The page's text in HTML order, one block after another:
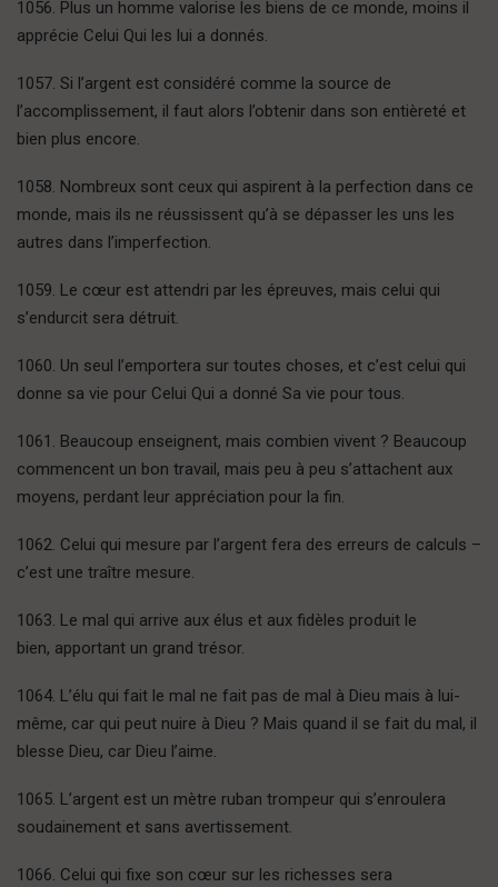
1056. Plus un homme valorise les biens de ce monde, moins il
apprécie Celui Qui les lui a donnés.
1057. Si l’argent est considéré comme la source de
l’accomplissement, il faut alors l’obtenir dans son entièreté et
bien plus encore.
1058. Nombreux sont ceux qui aspirent à la perfection dans ce
monde, mais ils ne réussissent qu’à se dépasser les uns les
autres dans l’imperfection.
1059. Le cœur est attendri par les épreuves, mais celui qui
s’endurcit sera détruit.
1060. Un seul l’emportera sur toutes choses, et c’est celui qui
donne sa vie pour Celui Qui a donné Sa vie pour tous.
1061. Beaucoup enseignent, mais combien vivent ? Beaucoup
commencent un bon travail, mais peu à peu s’attachent aux
moyens, perdant leur appréciation pour la fin.
1062. Celui qui mesure par l’argent fera des erreurs de calculs –
c’est une traître mesure.
1063. Le mal qui arrive aux élus et aux fidèles produit le
bien, apportant un grand trésor.
1064. L’élu qui fait le mal ne fait pas de mal à Dieu mais à lui-
même, car qui peut nuire à Dieu ? Mais quand il se fait du mal, il
blesse Dieu, car Dieu l’aime.
1065. L’argent est un mètre ruban trompeur qui s’enroulera
soudainement et sans avertissement.
1066. Celui qui fixe son cœur sur les richesses sera